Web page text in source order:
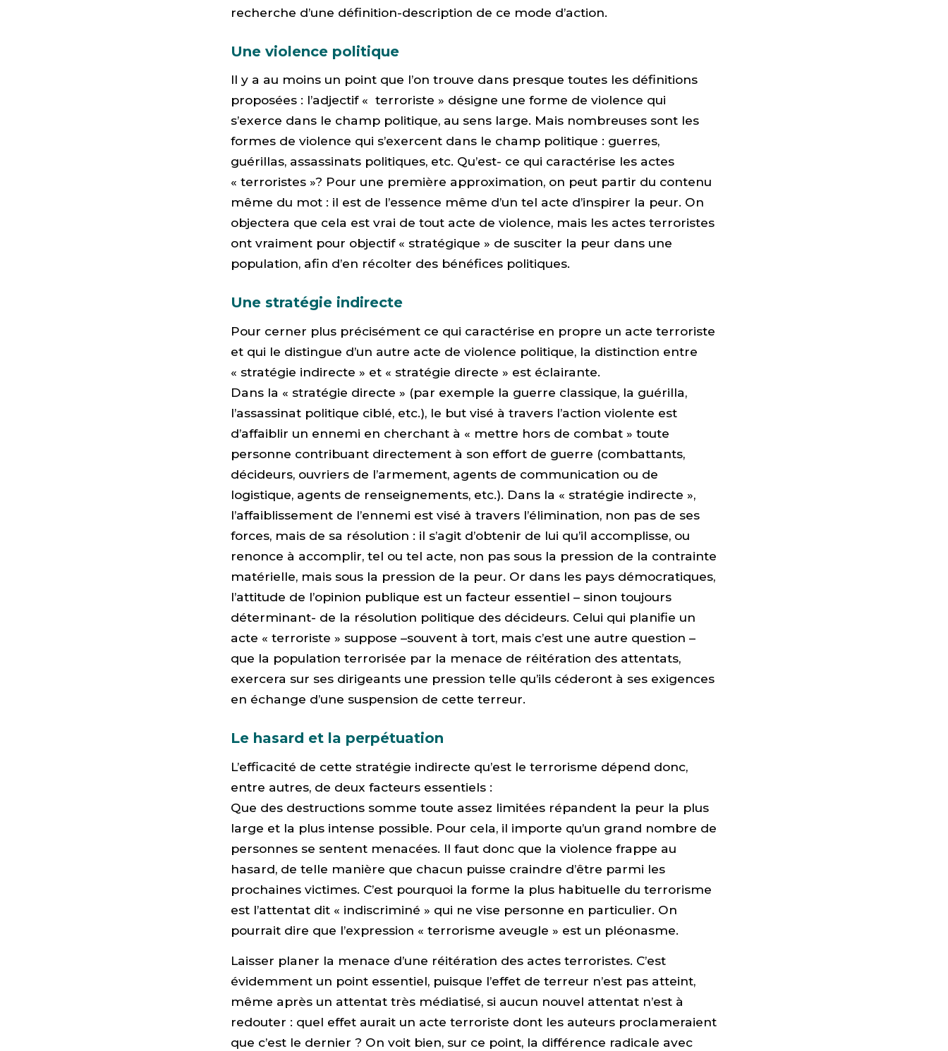
recherche d’une définition-description de ce mode d’action.
Une violence politique
Il y a au moins un point que l’on trouve dans presque toutes les définitions
proposées : l’adjectif « terroriste » désigne une forme de violence qui
s’exerce dans le champ politique, au sens large. Mais nombreuses sont les
formes de violence qui s’exercent dans le champ politique : guerres,
guérillas, assassinats politiques, etc. Qu’est- ce qui caractérise les actes
« terroristes »? Pour une première approximation, on peut partir du contenu
même du mot : il est de l’essence même d’un tel acte d’inspirer la peur. On
objectera que cela est vrai de tout acte de violence, mais les actes terroristes
ont vraiment pour objectif « stratégique » de susciter la peur dans une
population, afin d’en récolter des bénéfices politiques.
Une stratégie indirecte
Pour cerner plus précisément ce qui caractérise en propre un acte terroriste
et qui le distingue d’un autre acte de violence politique, la distinction entre
« stratégie indirecte » et « stratégie directe » est éclairante.
Dans la « stratégie directe » (par exemple la guerre classique, la guérilla,
l’assassinat politique ciblé, etc.), le but visé à travers l’action violente est
d’affaiblir un ennemi en cherchant à « mettre hors de combat » toute
personne contribuant directement à son effort de guerre (combattants,
décideurs, ouvriers de l’armement, agents de communication ou de
logistique, agents de renseignements, etc.). Dans la « stratégie indirecte »,
l’affaiblissement de l’ennemi est visé à travers l’élimination, non pas de ses
forces, mais de sa résolution : il s’agit d’obtenir de lui qu’il accomplisse, ou
renonce à accomplir, tel ou tel acte, non pas sous la pression de la contrainte
matérielle, mais sous la pression de la peur. Or dans les pays démocratiques,
l’attitude de l’opinion publique est un facteur essentiel – sinon toujours
déterminant- de la résolution politique des décideurs. Celui qui planifie un
acte « terroriste » suppose –souvent à tort, mais c’est une autre question –
que la population terrorisée par la menace de réitération des attentats,
exercera sur ses dirigeants une pression telle qu’ils céderont à ses exigences
en échange d’une suspension de cette terreur.
Le hasard et la perpétuation
L’efficacité de cette stratégie indirecte qu’est le terrorisme dépend donc,
entre autres, de deux facteurs essentiels :
Que des destructions somme toute assez limitées répandent la peur la plus
large et la plus intense possible. Pour cela, il importe qu’un grand nombre de
personnes se sentent menacées. Il faut donc que la violence frappe au
hasard, de telle manière que chacun puisse craindre d’être parmi les
prochaines victimes. C’est pourquoi la forme la plus habituelle du terrorisme
est l’attentat dit « indiscriminé » qui ne vise personne en particulier. On
pourrait dire que l’expression « terrorisme aveugle » est un pléonasme.
Laisser planer la menace d’une réitération des actes terroristes. C’est
évidemment un point essentiel, puisque l’effet de terreur n’est pas atteint,
même après un attentat très médiatisé, si aucun nouvel attentat n’est à
redouter : quel effet aurait un acte terroriste dont les auteurs proclameraient
que c’est le dernier ? On voit bien, sur ce point, la différence radicale avec